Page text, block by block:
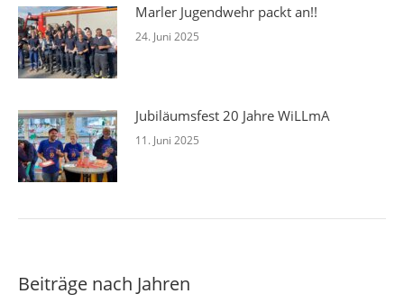
Marler Jugendwehr packt an!!
24. Juni 2025
Jubiläumsfest 20 Jahre WiLLmA
11. Juni 2025
Beiträge nach Jahren